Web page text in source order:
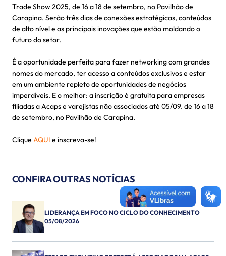
Trade Show 2025, de 16 a 18 de setembro, no Pavilhão de
Carapina. Serão três dias de conexões estratégicas, conteúdos
de alto nível e as principais inovações que estão moldando o
futuro do setor.
É a oportunidade perfeita para fazer networking com grandes
nomes do mercado, ter acesso a conteúdos exclusivos e estar
em um ambiente repleto de oportunidades de negócios
imperdíveis. E o melhor: a inscrição é gratuita para empresas
filiadas a Acaps e varejistas não associados até 05/09. de 16 a 18
de setembro, no Pavilhão de Carapina.
Clique AQUI e inscreva-se!
CONFIRA OUTRAS NOTÍCIAS
LIDERANÇA EM FOCO NO CICLO DO CONHECIMENTO
05/08/2026